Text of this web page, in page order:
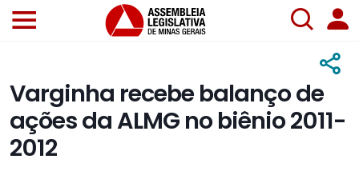
Varginha recebe balanço de
ações da ALMG no biênio 2011-
2012